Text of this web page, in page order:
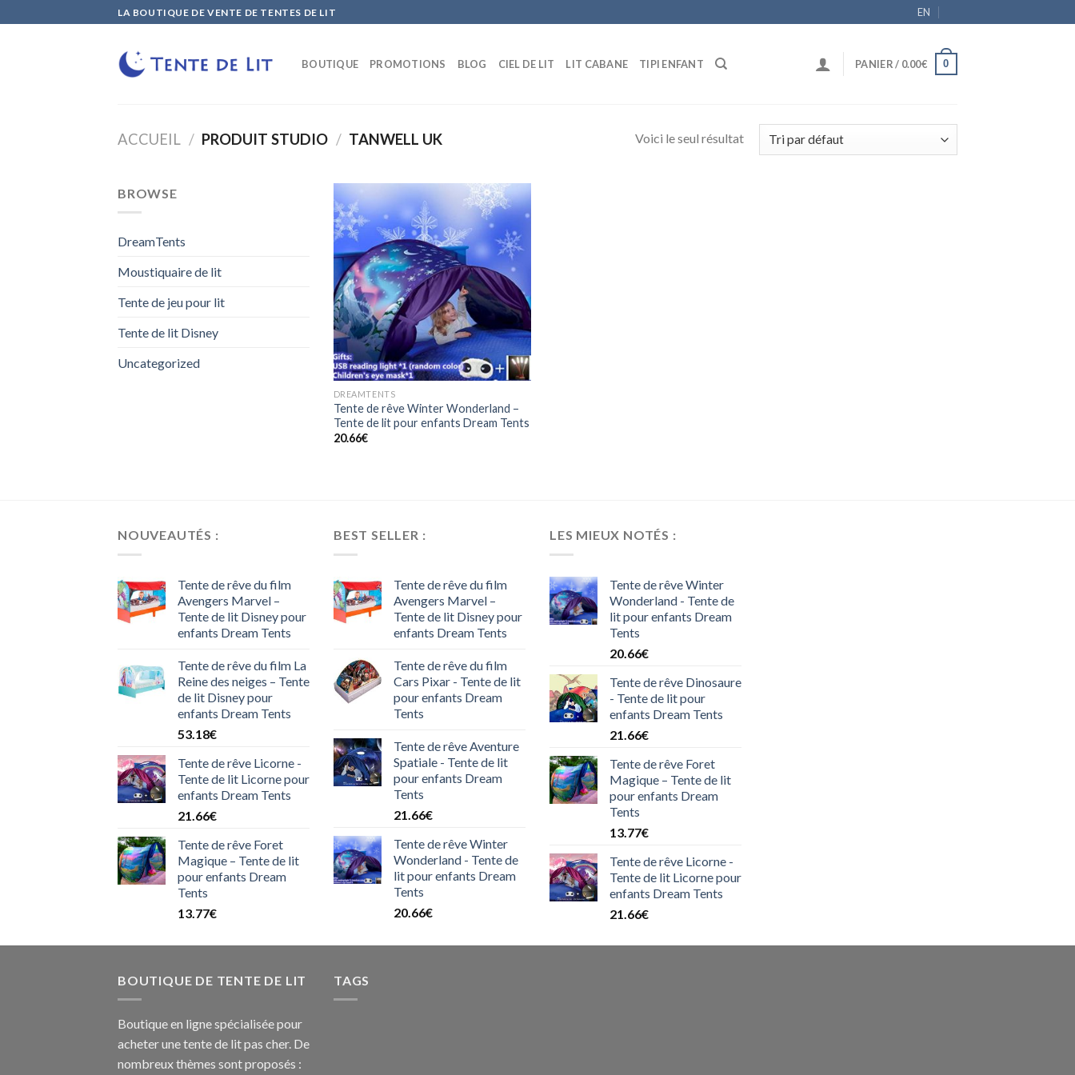
to
LA BOUTIQUE DE VENTE DE TENTES DE LIT EN
BOUTIQUE PROMOTIONS BLOG CIEL DE LIT LIT CABANE TIPI ENFANT PANIER / 0.00€ 0
ACCUEIL / PRODUIT STUDIO / TANWELL UK Voici le seul résultat
BROWSE
DreamTents
Moustiquaire de lit
Tente de jeu pour lit
Tente de lit Disney
Uncategorized
DREAMTENTS
Tente de rêve Winter Wonderland –
Tente de lit pour enfants Dream Tents
20.66€
NOUVEAUTÉS :
Tente de rêve du film
Avengers Marvel –
Tente de lit Disney pour
enfants Dream Tents
Tente de rêve du film La
Reine des neiges – Tente
de lit Disney pour
enfants Dream Tents
53.18€
Tente de rêve Licorne -
Tente de lit Licorne pour
enfants Dream Tents
21.66€
Tente de rêve Foret
Magique – Tente de lit
pour enfants Dream
Tents
13.77€
BEST SELLER :
Tente de rêve du film
Avengers Marvel –
Tente de lit Disney pour
enfants Dream Tents
Tente de rêve du film
Cars Pixar - Tente de lit
pour enfants Dream
Tents
Tente de rêve Aventure
Spatiale - Tente de lit
pour enfants Dream
Tents
21.66€
Tente de rêve Winter
Wonderland - Tente de
lit pour enfants Dream
Tents
20.66€
LES MIEUX NOTÉS :
Tente de rêve Winter
Wonderland - Tente de
lit pour enfants Dream
Tents
20.66€
Tente de rêve Dinosaure
- Tente de lit pour
enfants Dream Tents
21.66€
Tente de rêve Foret
Magique – Tente de lit
pour enfants Dream
Tents
13.77€
Tente de rêve Licorne -
Tente de lit Licorne pour
enfants Dream Tents
21.66€
BOUTIQUE DE TENTE DE LIT
Boutique en ligne spécialisée pour
acheter une tente de lit pas cher. De
nombreux thèmes sont proposés :
TAGS